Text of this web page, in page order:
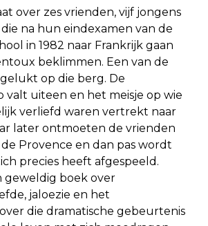
over zes vrienden, vijf jongens
na hun eindexamen van de
in 1982 naar Frankrijk gaan
beklimmen. Een van de
op die berg. De
valt uiteen en het meisje op wie
verliefd waren vertrekt naar
later ontmoeten de vrienden
Provence en dan pas wordt
precies heeft afgespeeld.
geweldig boek over
jaloezie en het
die dramatische gebeurtenis